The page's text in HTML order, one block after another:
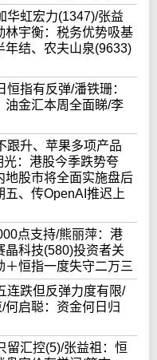
华虹宏力(1347)/张益
林宇衡：税务优势吸基
年结、农夫山泉(9633)
指有反弹/潘铁珊：
油金汇本周全面睇/李
跟升、苹果多项产品
：港股今季跌势夸
地股市将全面实施盘后
五、传OpenAI推迟上
点支持/熊丽萍：港
晶科技(580)投资者关
＋恒指一度失守二万三
连跌但反弹力度有限/
启聪：资金何日归
留汇控(5)/张益祖：恒